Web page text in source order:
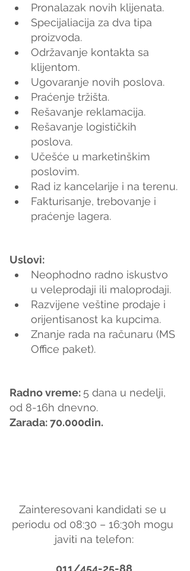
Pronalazak novih klijenata.
Specijaliacija za dva tipa
proizvoda.
Održavanje kontakta sa
klijentom.
Ugovaranje novih poslova.
Praćenje tržišta.
Rešavanje reklamacija.
Rešavanje logističkih
poslova.
Učešće u marketinškim
poslovim.
Rad iz kancelarije i na terenu.
Fakturisanje, trebovanje i
praćenje lagera.
Uslovi:
Neophodno radno iskustvo
u veleprodaji ili maloprodaji.
Razvijene veštine prodaje i
orijentisanost ka kupcima.
Znanje rada na računaru (MS
Office paket).
Radno vreme: 5 dana u nedelji,
od 8-16h dnevno.
Zarada: 70.000din.
Zainteresovani kandidati se u
periodu od 08:30 – 16:30h mogu
javiti na telefon:
011/454-25-88